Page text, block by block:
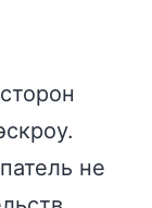
не